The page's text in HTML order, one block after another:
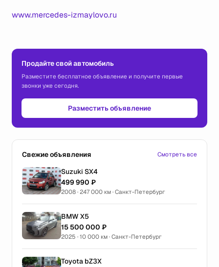
www.mercedes-izmaylovo.ru
Продайте свой автомобиль
Разместите бесплатное объявление и получите первые
звонки уже сегодня.
Разместить объявление
Свежие объявления Смотреть все
Suzuki SX4
499 990 ₽
2008 · 247 000 км · Санкт-Петербург
BMW X5
15 500 000 ₽
2025 · 10 000 км · Санкт-Петербург
Toyota bZ3X